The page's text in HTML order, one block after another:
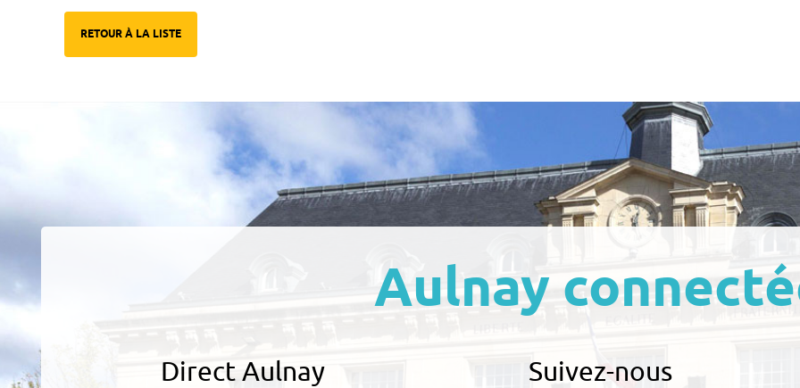
RETOUR À LA LISTE
Aulnay
Direct Aulnay Suivez-nous